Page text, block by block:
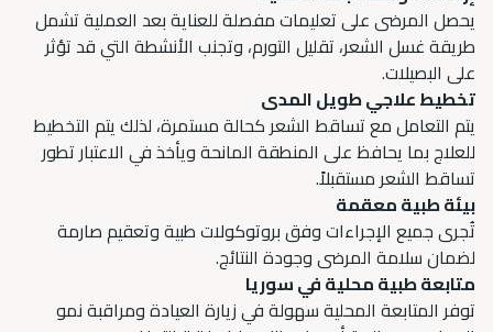
يحصل المرضى على تعليمات مفصلة للعناية بعد العملية تشمل
طريقة غسل الشعر، تقليل التورم، وتجنب الأنشطة التي قد تؤثر
على البصيلات.
تخطيط علاجي طويل المدى
يتم التعامل مع تساقط الشعر كحالة مستمرة، لذلك يتم التخطيط
للعلاج بما يحافظ على المنطقة المانحة ويأخذ في الاعتبار تطور
تساقط الشعر مستقبلاً.
بيئة طبية معقمة
تُجرى جميع الإجراءات وفق بروتوكولات طبية وتعقيم صارمة
لضمان سلامة المرضى وجودة النتائج.
متابعة طبية محلية في سوريا
توفر المتابعة المحلية سهولة في زيارة العيادة ومراقبة نمو